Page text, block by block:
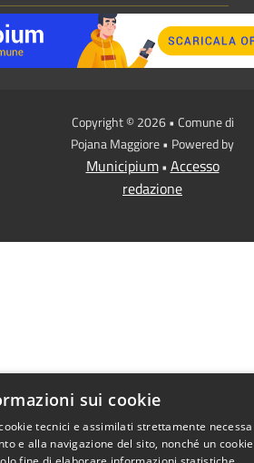
Copyright © 2026 • Comune di
Pojana Maggiore • Powered by
Municipium• Accesso
redazione
sui cookie
tecnici e assimilati strettamente
e alla navigazione del sito, nonché un cookie